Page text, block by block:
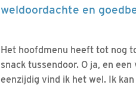
weldoordachte en
Het hoofdmenu heeft tot nog
snack tussendoor. O ja, en
eenzijdig vind ik het wel. Ik